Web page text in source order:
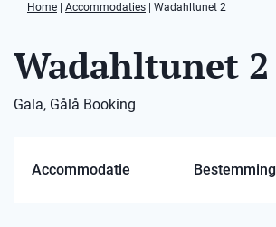
Home Accommodaties Wadahltunet 2
Wadahltunet 2
Gala, Gålå Booking
Accommodatie Bestemming